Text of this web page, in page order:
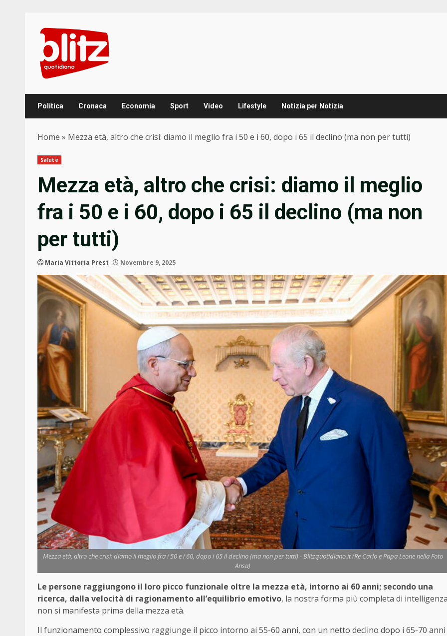
content
Politica Cronaca Economia Sport Video Lifestyle Notizia per Notizia
Home » Mezza età, altro che crisi: diamo il meglio fra i 50 e i 60, dopo i 65 il declino (ma non per tutti)
Salute
Mezza età, altro che crisi: diamo il meglio
fra i 50 e i 60, dopo i 65 il declino (ma non
per tutti)
Maria Vittoria Prest Novembre 9, 2025
Mezza età, altro che crisi: diamo il meglio fra i 50 e i 60, dopo i 65 il declino (ma non per tutti) - Blitzquotidiano.it (Re Carlo e Papa Leone nella Foto
Ansa)
Le persone raggiungono il loro picco funzionale oltre la mezza età, intorno ai 60 anni; secondo una
ricerca, dalla velocità di ragionamento all’equilibrio emotivo, la nostra forma più completa di
non si manifesta prima della mezza età.
Il funzionamento complessivo raggiunge il picco intorno ai 55-60 anni, con un netto declino dopo i 65-70 anni